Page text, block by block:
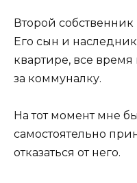
Второй
Его сын и
квартире, все
за коммуналку.
На тот момент мне
самостоятельно
отказаться от него.